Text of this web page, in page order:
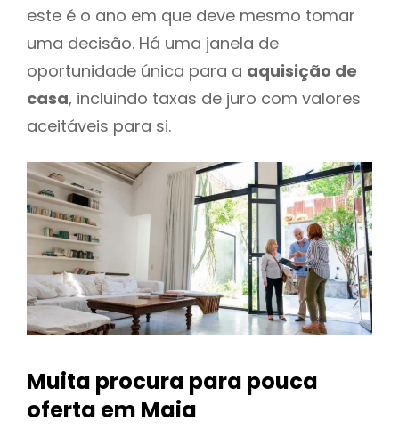
este é o ano em que deve mesmo tomar
uma decisão. Há uma janela de
oportunidade única para a aquisição de
casa, incluindo taxas de juro com valores
aceitáveis para si.
Muita procura para pouca
oferta em Maia